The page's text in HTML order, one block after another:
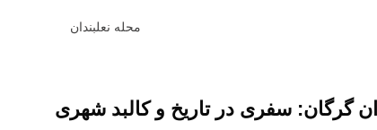
محله نعلبندان
گرگان: سفری در تاریخ و کالبد شهری